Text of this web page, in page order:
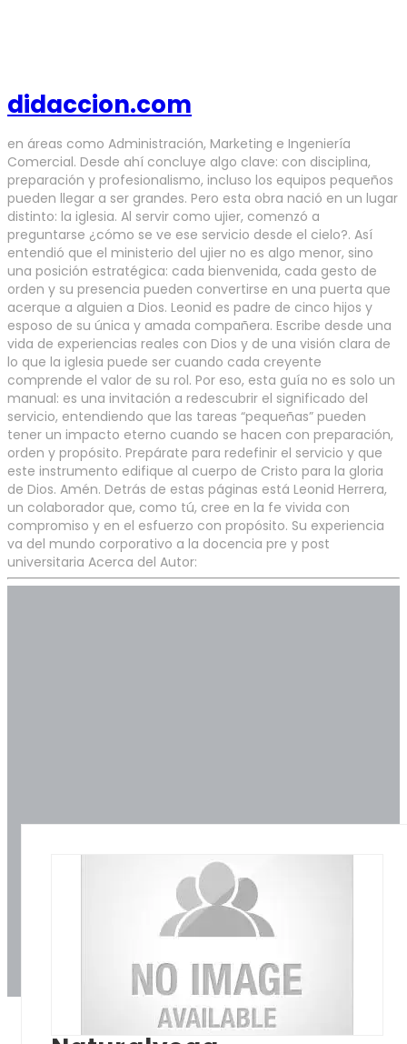
didaccion.com
en áreas como Administración, Marketing e Ingeniería
Comercial. Desde ahí concluye algo clave: con disciplina,
preparación y profesionalismo, incluso los equipos pequeños
pueden llegar a ser grandes. Pero esta obra nació en un lugar
distinto: la iglesia. Al servir como ujier, comenzó a
preguntarse ¿cómo se ve ese servicio desde el cielo?. Así
entendió que el ministerio del ujier no es algo menor, sino
una posición estratégica: cada bienvenida, cada gesto de
orden y su presencia pueden convertirse en una puerta que
acerque a alguien a Dios. Leonid es padre de cinco hijos y
esposo de su única y amada compañera. Escribe desde una
vida de experiencias reales con Dios y de una visión clara de
lo que la iglesia puede ser cuando cada creyente
comprende el valor de su rol. Por eso, esta guía no es solo un
manual: es una invitación a redescubrir el significado del
servicio, entendiendo que las tareas “pequeñas” pueden
tener un impacto eterno cuando se hacen con preparación,
orden y propósito. Prepárate para redefinir el servicio y que
este instrumento edifique al cuerpo de Cristo para la gloria
de Dios. Amén. Detrás de estas páginas está Leonid Herrera,
un colaborador que, como tú, cree en la fe vivida con
compromiso y en el esfuerzo con propósito. Su experiencia
va del mundo corporativo a la docencia pre y post
universitaria Acerca del Autor: